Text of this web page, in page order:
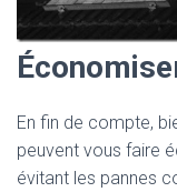
En fin de compte,
peuvent vous faire
évitant les pannes